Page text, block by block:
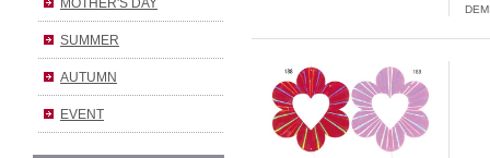
MOTHER'S DAY
SUMMER
AUTUMN
EVENT